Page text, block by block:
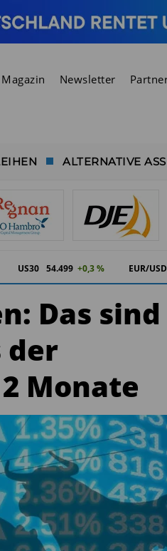
Magazin Newsletter
ALTERNATIVE
US30 54.499 +0,3 % EUR/USD
Das
der
Monate